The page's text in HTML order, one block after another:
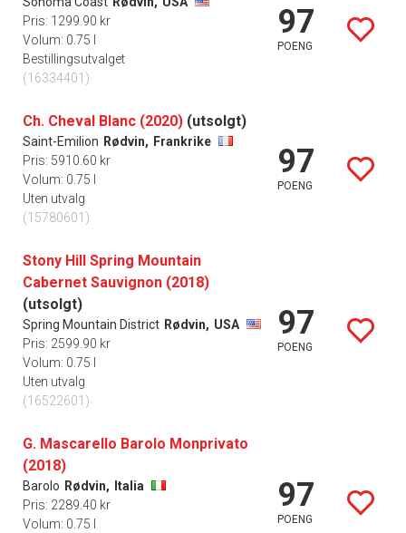
Pris: 1299.90 kr
Volum: 0.75 l
Bestillingsutvalget
(16334401)
97
POENG
Ch. Cheval Blanc (2020) (utsolgt)
Saint-Emilion Rødvin, Frankrike
Pris: 5910.60 kr
Volum: 0.75 l
Uten utvalg
(15780601)
97
POENG
Stony Hill Spring Mountain
Cabernet Sauvignon (2018)
(utsolgt)
Spring Mountain District Rødvin, USA
Pris: 2599.90 kr
Volum: 0.75 l
Uten utvalg
(16522601)
97
POENG
G. Mascarello Barolo Monprivato
(2018)
Barolo Rødvin,
Italia
Pris: 2289.40 kr
Volum: 0.75 l
97
POENG